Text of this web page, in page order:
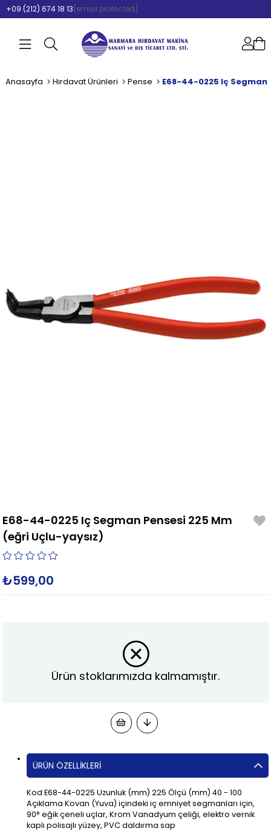
+09 (212) 674 18 13 [email protected]
Anasayfa Hırdavat Ürünleri Pense
E68-44-0225 Iç Segman Pensesi 225 Mm
(eğri Uçlu-yaysız)
₺599,00
Ürün stoklarımızda kalmamıştır.
ÜRÜN ÖZELLIKLERI
Kod E68-44-0225 Uzunluk (mm) 225 Ölçü (mm) 40 - 100
Açıklama Kovan (Yuva) içindeki iç emniyet segmanları için,
90° eğik çeneli uçlar, Krom Vanadyum çeliği, elektro vernik
kaplı polisajlı yüzey, PVC daldırma sap